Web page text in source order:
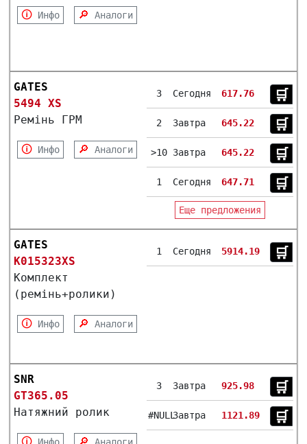
🛈Инфо 🔎 Аналоги
GATES
5494 XS
Ремінь ГРМ
🛈Инфо 🔎 Аналоги
3 Сегодня 617.76 🛒︎
2 Завтра 645.22 🛒︎
>10 Завтра 645.22 🛒︎
1 Сегодня 647.71 🛒︎
Еще предложения
GATES
K015323XS
Комплект
(ремінь+ролики)
🛈Инфо 🔎 Аналоги
1 Сегодня 5914.19 🛒︎
SNR
GT365.05
Натяжний ролик
🛈 🔎
3 Завтра 925.98 🛒︎
#NULLЗавтра 1121.89 🛒︎